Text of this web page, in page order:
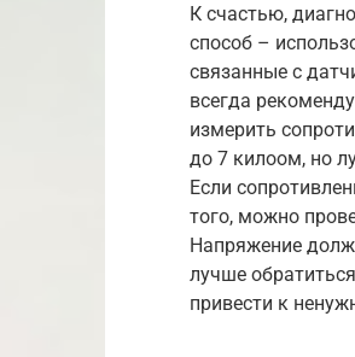
К счастью,
способ –
связанные с
всегда
измерить
до 7 килоом, но
Если
того, можно
Напряжение
лучше
привести к